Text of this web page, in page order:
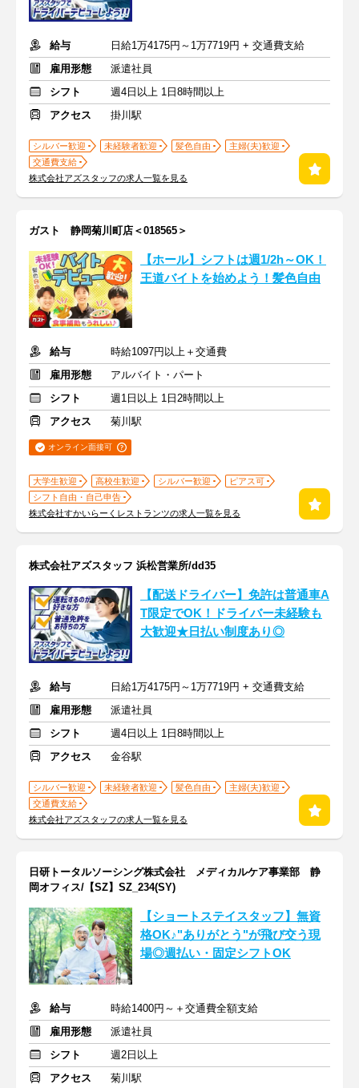
給与
日給1万4175円～1万7719円 + 交通費支給
雇用形態
派遣社員
シフト
週4日以上 1日8時間以上
アクセス
掛川駅
シルバー歓迎 未経験者歓迎 髪色自由
主婦(夫)歓迎
交通費支給
株式会社アズスタッフの求人一覧を見る
ガスト 静岡菊川町店＜018565＞
【ホール】シフトは週1/2h～OK！
王道バイトを始めよう！髪色自由
給与
時給1097円以上＋交通費
雇用形態
アルバイト・パート
シフト
週1日以上 1日2時間以上
アクセス
菊川駅
オンライン面接可
大学生歓迎 高校生歓迎 シルバー歓迎
ピアス可
シフト自由・自己申告
株式会社すかいらーくレストランツの求人一覧を見る
株式会社アズスタッフ 浜松営業所/dd35
【配送ドライバー】免許は普通車A
T限定でOK！ドライバー未経験も
大歓迎★日払い制度あり◎
給与
日給1万4175円～1万7719円 + 交通費支給
雇用形態
派遣社員
シフト
週4日以上 1日8時間以上
アクセス
金谷駅
シルバー歓迎 未経験者歓迎 髪色自由
主婦(夫)歓迎
交通費支給
株式会社アズスタッフの求人一覧を見る
日研トータルソーシング株式会社 メディカルケア事業部 静
岡オフィス/【SZ】SZ_234(SY)
【ショートステイスタッフ】無資
格OK♪"ありがとう"が飛び交う現
場◎週払い・固定シフトOK
給与
時給1400円～＋交通費全額支給
雇用形態
派遣社員
シフト
週2日以上
アクセス
菊川駅